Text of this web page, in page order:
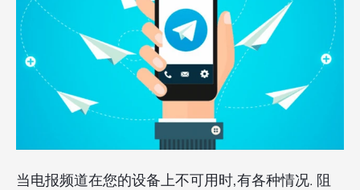
当电报频道在您的设备上不可用时,有各种情况. 阻